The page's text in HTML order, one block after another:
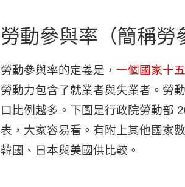
勞動參與率（簡稱勞
勞動參與率的定義是， 一個國家十
勞動力包含了就業者與失業者。勞
口比例越多。下圖是行政院勞動部
表，大家容易看。有附上其他國家
韓國、日本與美國供比較。